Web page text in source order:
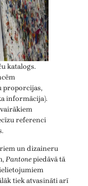
katalogs.
proporcijas,
informācija).
referenci
un dizaineru
Pantonepiedāvā tā
tiek atvasināti arī